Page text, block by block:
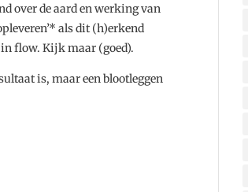
over de aard en werking van
als dit (h)erkend
in flow. Kijk maar (goed).
is, maar een blootleggen